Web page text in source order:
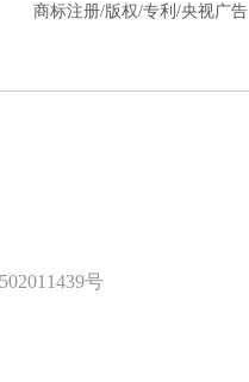
商标注册/版权/专利/央视广告
号